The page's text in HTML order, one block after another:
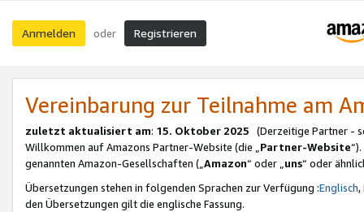
Anmelden oder Registrieren
Vereinbarung zur Teilnahme am
zuletzt aktualisiert am: 15. Oktober 2025 (Derzeitige Partner -
Willkommen auf Amazons Partner-Website (die „Partner-Website
genannten Amazon-Gesellschaften („Amazon“ oder „uns“ oder
Übersetzungen stehen in folgenden Sprachen zur Verfügung :Englisch,
den Übersetzungen gilt die englische Fassung.